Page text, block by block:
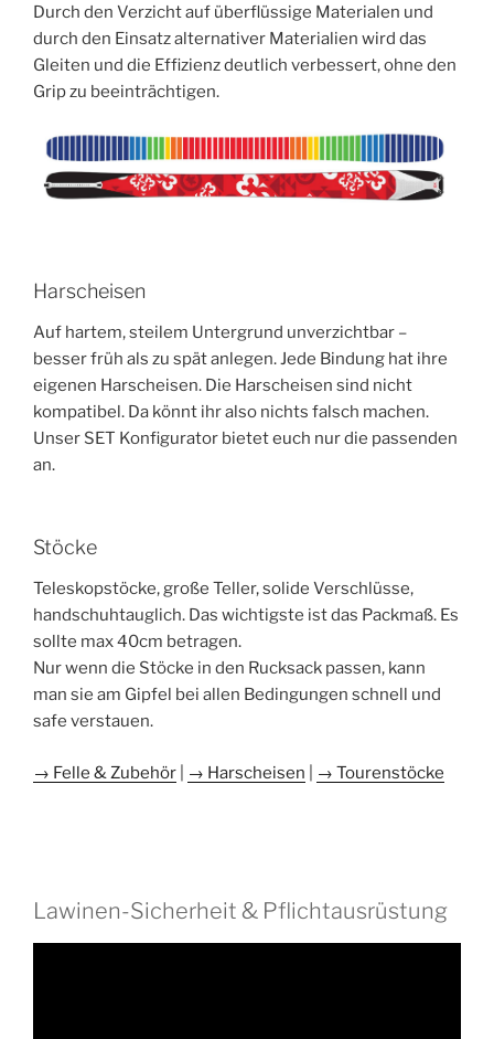
Durch den Verzicht auf überflüssige Materialen und
durch den Einsatz alternativer Materialien wird das
Gleiten und die Effizienz deutlich verbessert, ohne den
Grip zu beeinträchtigen.
Harscheisen
Auf hartem, steilem Untergrund unverzichtbar –
besser früh als zu spät anlegen. Jede Bindung hat ihre
eigenen Harscheisen. Die Harscheisen sind nicht
kompatibel. Da könnt ihr also nichts falsch machen.
Unser SET Konfigurator bietet euch nur die passenden
an.
Stöcke
Teleskopstöcke, große Teller, solide Verschlüsse,
handschuhtauglich. Das wichtigste ist das Packmaß. Es
sollte max 40cm betragen.
Nur wenn die Stöcke in den Rucksack passen, kann
man sie am Gipfel bei allen Bedingungen schnell und
safe verstauen.
→ Felle & Zubehör → Harscheisen → Tourenstöcke
Lawinen-Sicherheit & Pflichtausrüstung